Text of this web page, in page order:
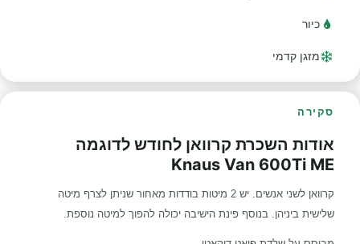
כיור
מזגן קדמי
סקירה
אודות השכרת קרוואן לחודש לדוגמה
Knaus Van 600Ti ME
קרוואן לשני אנשים. יש 2 מיטות בודדות מאחור שניתן לצרף מיטה
שלישית ביניהן. בנוסף פינת הישיבה יכולה להפוך למיטה נוספת.